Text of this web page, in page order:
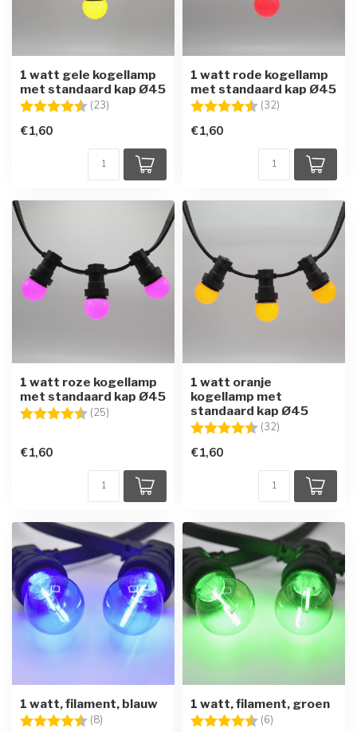
1 watt gele kogellamp
met standaard kap Ø45
Beoordeling: (23)
€1,60
1 watt rode kogellamp
met standaard kap Ø45
Beoordeling: (32)
€1,60
1 watt roze kogellamp
met standaard kap Ø45
Beoordeling: (25)
€1,60
1 watt oranje
kogellamp met
standaard kap Ø45
Beoordeling: (32)
€1,60
1 watt, filament, blauw
Beoordeling: (8)
1 watt, filament, groen
Beoordeling: (6)